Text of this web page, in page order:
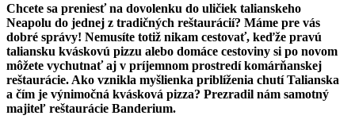
Chcete sa preniesť na dovolenku do uličiek talianskeho
Neapolu do jednej z tradičných reštaurácií? Máme pre vás
dobré správy! Nemusíte totiž nikam cestovať, keďže pravú
taliansku kváskovú pizzu alebo domáce cestoviny si po novom
môžete vychutnať aj v príjemnom prostredí komárňanskej
reštaurácie. Ako vznikla myšlienka priblíženia chutí Talianska
a čím je výnimočná kvásková pizza? Prezradil nám samotný
majiteľ reštaurácie Banderium.